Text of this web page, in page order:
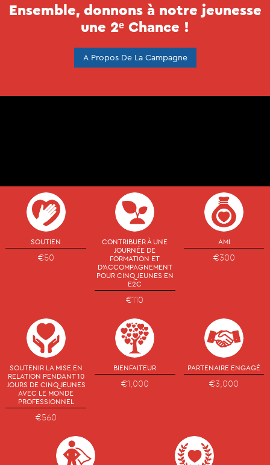
Ensemble, donnons à notre jeunesse
une 2ᵉ Chance !
A Propos De La Campagne
SOUTIEN
€50
CONTRIBUER À UNE
JOURNÉE DE
FORMATION ET
D'ACCOMPAGNEMENT
POUR CINQ JEUNES EN
E2C
€110
AMI
€300
SOUTENIR LA MISE EN
RELATION PENDANT 10
JOURS DE CINQ JEUNES
AVEC LE MONDE
PROFESSIONNEL
€560
BIENFAITEUR
€1,000
PARTENAIRE ENGAGÉ
€3,000